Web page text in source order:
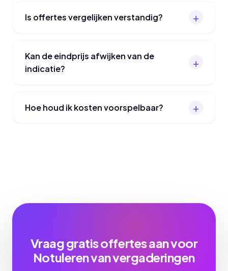
Is offertes vergelijken verstandig?
Kan de eindprijs afwijken van de
indicatie?
Hoe houd ik kosten voorspelbaar?
Vraag gratis offertes aan voor
Notuleren van vergaderingen